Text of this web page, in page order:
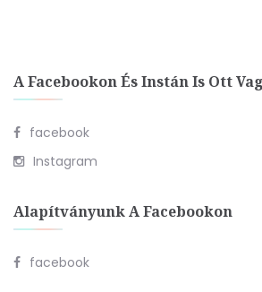
A Facebookon És Instán Is Ott
facebook
Instagram
Alapítványunk A Facebookon
facebook